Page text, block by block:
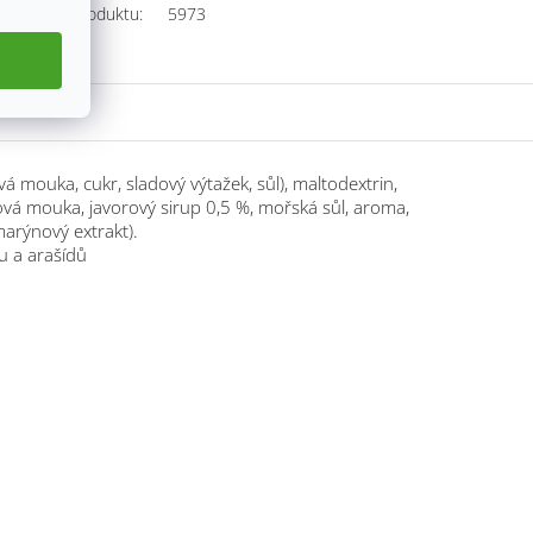
Kód produktu: 5973
mouka, cukr, sladový výtažek, sůl), maltodextrin,
mouka, javorový sirup 0,5 %, mořská sůl, aroma,
extrakt).
a arašídů